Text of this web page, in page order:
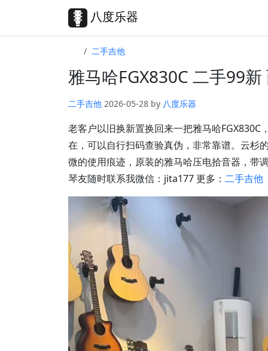
八度乐器
二手吉他
雅马哈FGX830C 二手99
二手吉他 2026-05-28 by 八度乐器
老客户以旧换新置换回来一把雅马哈
在，可以自行扫码查验真伪，非常靠谱。云杉
微的使用痕迹，原装的雅马哈压电拾音器，带
琴友随时联系我微信：jita177 更多： 二手吉他